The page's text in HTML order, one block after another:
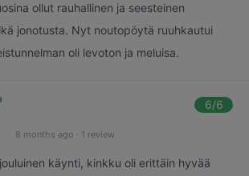
ollut rauhallinen ja seesteinen
jonotusta. Nyt noutopöytä ruuhkautui
oli levoton ja meluisa.
6/6
8 months ago · 1 review
käynti, kinkku oli erittäin hyvää